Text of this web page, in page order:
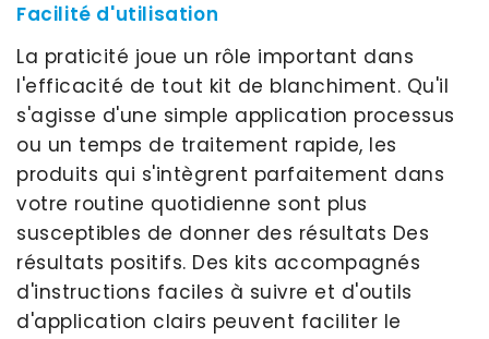
Facilité d'utilisation
La praticité joue un rôle important dans
l'efficacité de tout kit de blanchiment. Qu'il
s'agisse d'une simple application processus
ou un temps de traitement rapide, les
produits qui s'intègrent parfaitement dans
votre routine quotidienne sont plus
susceptibles de donner des résultats Des
résultats positifs. Des kits accompagnés
d'instructions faciles à suivre et d'outils
d'application clairs peuvent faciliter le